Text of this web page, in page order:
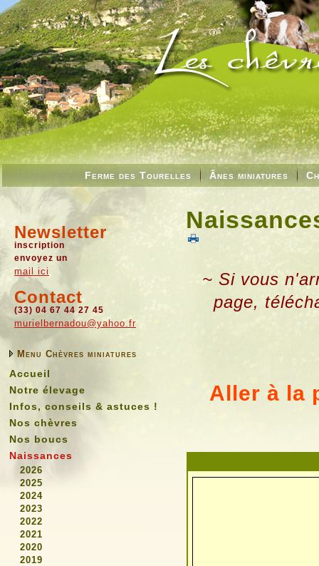
Ferme des Tourelles Ânes miniatures
Newsletter
inscription
envoyez un
mail ici
Contact
(33) 04 67 44 27 45
murielbernadou@yahoo.fr
Menu Chèvres miniatures
Accueil
Notre élevage
Infos, conseils & astuces !
Nos chèvres
Nos boucs
Naissances
2026
2025
2024
2023
2022
2021
2020
2019
~ Si vous
page,
Aller à la